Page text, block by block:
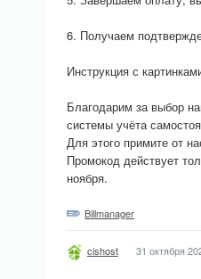
6. Получаем
Инструкция с
Благодарим за выбор
системы учёта
Для этого примите от
Промокод действует
ноября.
Billmanager
cishost 31 октября